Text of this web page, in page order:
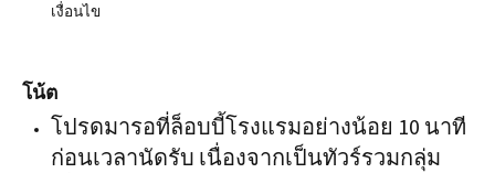
เงื่อนไข
โน้ต
โปรดมารอที่ล็อบบี้โรงแรมอย่างน้อย 10 นาที
ก่อนเวลานัดรับ เนื่องจากเป็นทัวร์รวมกลุ่ม